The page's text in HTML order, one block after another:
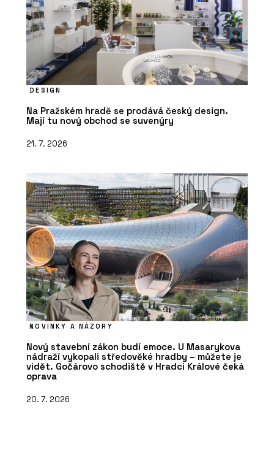
DESIGN
Na Pražském hradě se prodává český design.
Mají tu nový obchod se suvenýry
21. 7. 2026
NOVINKY A NÁZORY
Nový stavební zákon budí emoce. U Masarykova
nádraží vykopali středověké hradby – můžete je
vidět. Gočárovo schodiště v Hradci Králové čeká
oprava
20. 7. 2026